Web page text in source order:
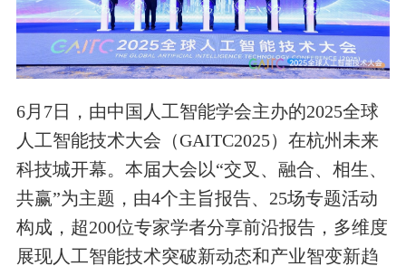
6月7日，由中国人工智能学会主办的2025全球
人工智能技术大会（GAITC2025）在杭州未来
科技城开幕。本届大会以“交叉、融合、相生、
共赢”为主题，由4个主旨报告、25场专题活动
构成，超200位专家学者分享前沿报告，多维度
展现人工智能技术突破新动态和产业智变新趋